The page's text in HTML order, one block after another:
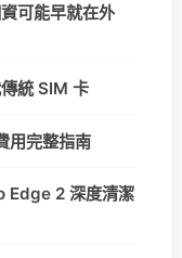
可能早就在外
統 SIM 卡
用完整指南
Edge 2 深度清潔